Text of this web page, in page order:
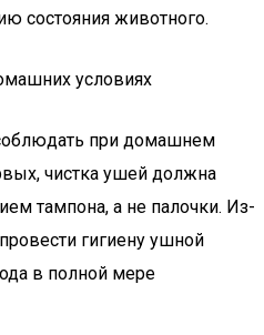
состояния животного.
условиях
при домашнем
чистка ушей должна
тампона, а не палочки. Из-
гигиену ушной
в полной мере